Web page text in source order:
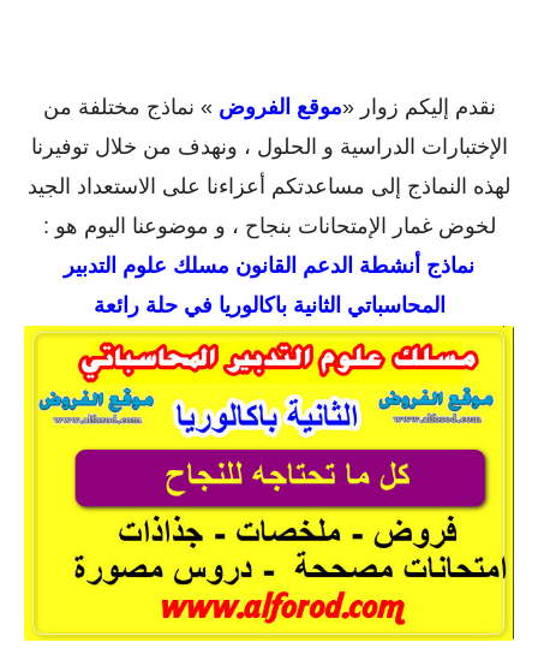
نقدم إليكم زوار «موقع الفروض » نماذج مختلفة من
الإختبارات الدراسية و الحلول ، ونهدف من خلال توفيرنا
لهذه النماذج إلى مساعدتكم أعزاءنا على الاستعداد الجيد
لخوض غمار الإمتحانات بنجاح ، و موضوعنا اليوم هو :
نماذج أنشطة الدعم القانون مسلك علوم التدبير
المحاسباتي الثانية باكالوريا في حلة رائعة